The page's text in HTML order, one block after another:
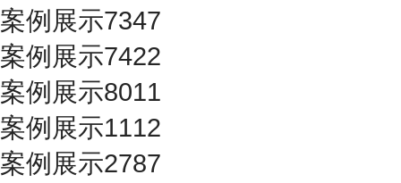
案例展示7347
案例展示7422
案例展示8011
案例展示1112
案例展示2787